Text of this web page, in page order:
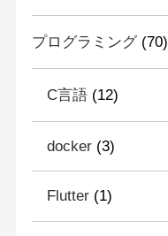
プログラミング(70)
C言語(12)
docker(3)
Flutter(1)